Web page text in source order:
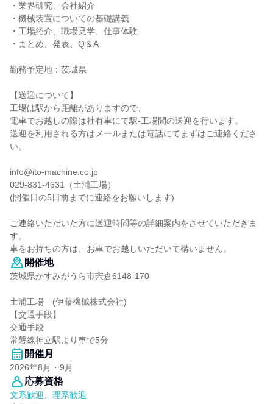
・業界研究、会社紹介
・機械装置についての基礎講義
・工場紹介、職場見学、仕事体験
・まとめ、発表、Q＆A
勤務予定地：茨城県
【送迎について】
工場は駅から距離がありますので、
電車でお越しの際は社有車にて駅-工場間の送迎を行います。
送迎を利用される方はメールまたは電話にてまずはご連絡くださ
い。
info@ito-machine.co.jp
029-831-4631（土浦工場）
(開催日の5日前までに連絡をお願いします)
ご連絡いただいた方に送迎時間等の詳細案内をさせていただきま
す。
車をお持ちの方は、お車でお越しいただいて構いません。
開催地
茨城県かすみがうら市宍倉6148-170
土浦工場 (伊藤機械株式会社)
【交通手段】
交通手段
常磐線神立駅より車で5分
開催月
2026年8月・9月
応募資格
文系歓迎、理系歓迎